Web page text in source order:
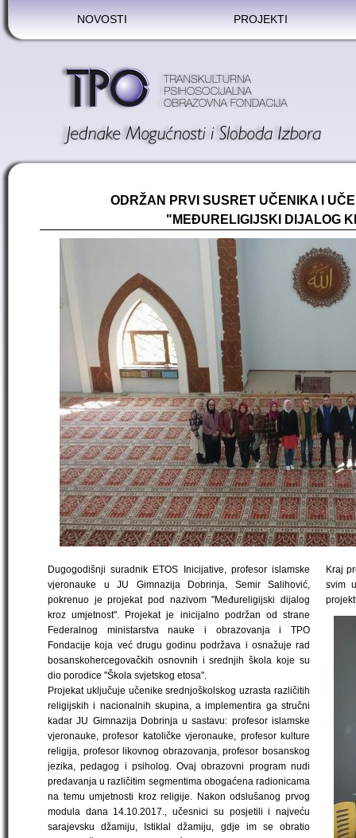
NOVOSTI PROJEKTI
ODRŽAN PRVI SUSRET UČENIKA I
"MEĐURELIGIJSKI DIJALOG
Dugogodišnji suradnik ETOS Inicijative, profesor islamske
vjeronauke u JU Gimnazija Dobrinja, Semir Salihović,
pokrenuo je projekat pod nazivom "Međureligijski dijalog
kroz umjetnost". Projekat je inicijalno podržan od strane
Federalnog ministarstva nauke i obrazovanja i TPO
Fondacije koja već drugu godinu podržava i osnažuje rad
bosanskohercegovačkih osnovnih i srednjih škola koje su
dio porodice "Škola svjetskog etosa".
Projekat uključuje učenike srednjoškolskog uzrasta različitih
religijskih i nacionalnih skupina, a implementira ga stručni
kadar JU Gimnazija Dobrinja u sastavu: profesor islamske
vjeronauke, profesor katoličke vjeronauke, profesor kulture
religija, profesor likovnog obrazovanja, profesor bosanskog
jezika, pedagog i psiholog. Ovaj obrazovni program nudi
predavanja u različitim segmentima obogaćena radionicama
na temu umjetnosti kroz religije. Nakon odslušanog prvog
modula dana 14.10.2017., učesnici su posjetili i najveću
sarajevsku džamiju, Istiklal džamiju, gdje im se obratio
Kraj
svim